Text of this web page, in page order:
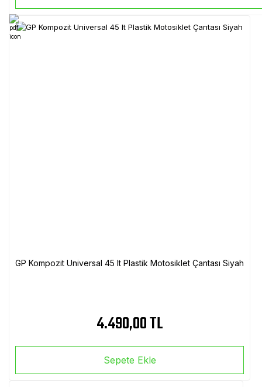
GP Kompozit Universal 45 lt Plastik Motosiklet Çantası Siyah
4.490,00 TL
Sepete Ekle